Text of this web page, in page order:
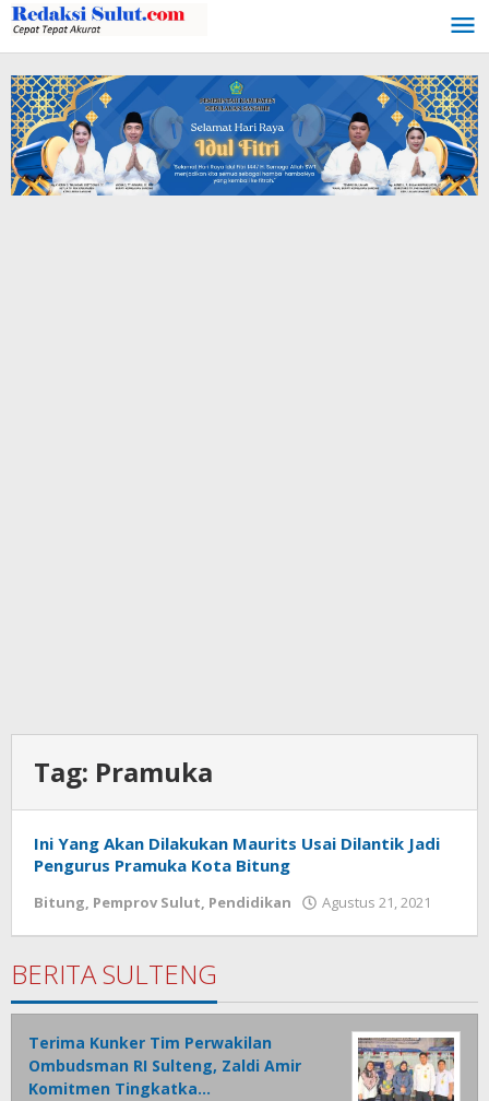
Lewati
ke
konten
Tag: Pramuka
Ini Yang Akan Dilakukan Maurits Usai Dilantik Jadi
Pengurus Pramuka Kota Bitung
Bitung, Pemprov Sulut, Pendidikan Agustus 21, 2021
BERITA SULTENG
Terima Kunker Tim Perwakilan
Ombudsman RI Sulteng, Zaldi Amir
Komitmen Tingkatka…